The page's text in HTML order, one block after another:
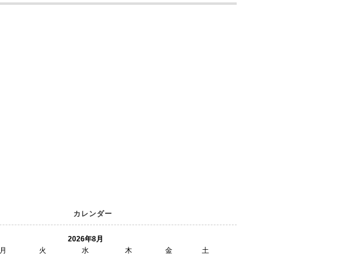
カレンダー
2026年8月
月 火 水 木 金
土